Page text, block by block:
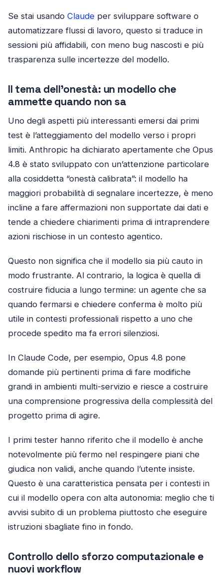
Se stai usando Claude per sviluppare software o
automatizzare flussi di lavoro, questo si traduce in
sessioni più affidabili, con meno bug nascosti e più
trasparenza sulle incertezze del modello.
Il tema dell’onestà: un modello che
ammette quando non sa
Uno degli aspetti più interessanti emersi dai primi
test è l’atteggiamento del modello verso i propri
limiti. Anthropic ha dichiarato apertamente che Opus
4.8 è stato sviluppato con un’attenzione particolare
alla cosiddetta “onestà calibrata”: il modello ha
maggiori probabilità di segnalare incertezze, è meno
incline a fare affermazioni non supportate dai dati e
tende a chiedere chiarimenti prima di intraprendere
azioni rischiose in un contesto agentico.
Questo non significa che il modello sia più cauto in
modo frustrante. Al contrario, la logica è quella di
costruire fiducia a lungo termine: un agente che sa
quando fermarsi e chiedere conferma è molto più
utile in contesti professionali rispetto a uno che
procede spedito ma fa errori silenziosi.
In Claude Code, per esempio, Opus 4.8 pone
domande più pertinenti prima di fare modifiche
grandi in ambienti multi-servizio e riesce a costruire
una comprensione progressiva della complessità del
progetto prima di agire.
I primi tester hanno riferito che il modello è anche
notevolmente più fermo nel respingere piani che
giudica non validi, anche quando l’utente insiste.
Questo è una caratteristica pensata per i contesti in
cui il modello opera con alta autonomia: meglio che ti
avvisi subito di un problema piuttosto che eseguire
istruzioni sbagliate fino in fondo.
Controllo dello sforzo computazionale e
nuovi workflow